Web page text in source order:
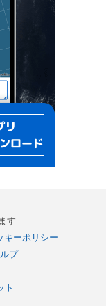
す
キーポリシー
プ
ト